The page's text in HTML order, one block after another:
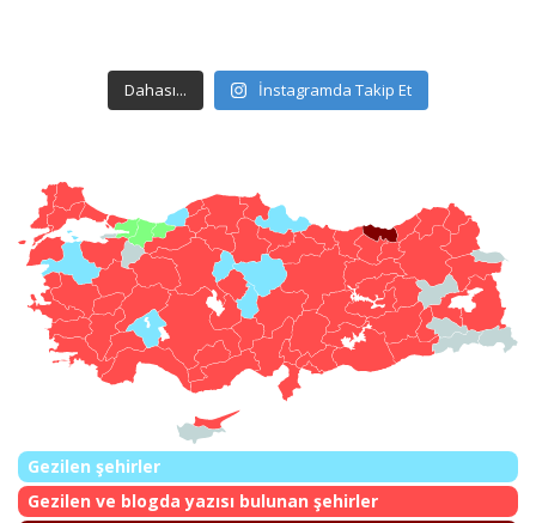
Dahası... İnstagramda Takip Et
Gezilen şehirler
Gezilen ve blogda yazısı bulunan şehirler